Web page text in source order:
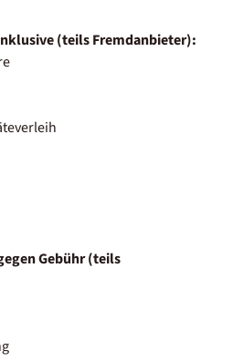
(teils Fremdanbieter):
Gebühr (teils